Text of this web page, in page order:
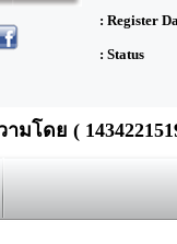
: Register
: Status
มโดย (